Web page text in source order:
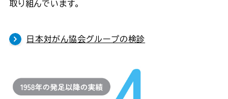
取り組んでいます。
日本対がん協会グループの検診